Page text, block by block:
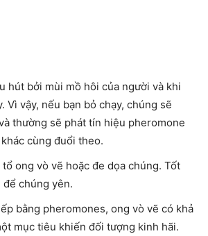
hút bởi mùi mồ hôi của người và khi
Vì vậy, nếu bạn bỏ chạy, chúng sẽ
thường sẽ phát tín hiệu pheromone
cùng đuổi theo.
ong vò vẽ hoặc đe dọa chúng. Tốt
để chúng yên.
bằng pheromones, ong vò vẽ có khả
mục tiêu khiến đối tượng kinh hãi.